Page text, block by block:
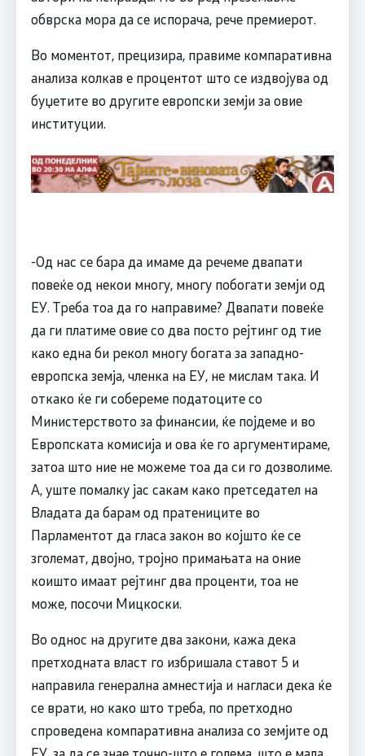
обврска мора да се испорача, рече премиерот.
Во моментот, прецизира, правиме компаративна
анализа колкав е процентот што се издвојува од
буџетите во другите европски земји за овие
институции.
-Од нас се бара да имаме да речеме двапати
повеќе од некои многу, многу побогати земји од
ЕУ. Треба тоа да го направиме? Двапати повеќе
да ги платиме овие со два посто рејтинг од тие
како една би рекол многу богата за западно-
европска земја, членка на ЕУ, не мислам така. И
откако ќе ги собереме податоците со
Министерството за финансии, ќе појдеме и во
Европската комисија и ова ќе го аргументираме,
затоа што ние не можеме тоа да си го дозволиме.
А, уште помалку јас сакам како претседател на
Владата да барам од пратениците во
Парламентот да гласа закон во којшто ќе се
зголемат, двојно, тројно примањата на оние
коишто имаат рејтинг два проценти, тоа не
може, посочи Мицкоски.
Во однос на другите два закони, кажа дека
претходната власт го избришала ставот 5 и
направила генерална амнестија и нагласи дека ќе
се врати, но како што треба, по претходно
спроведена компаративна анализа со земјите од